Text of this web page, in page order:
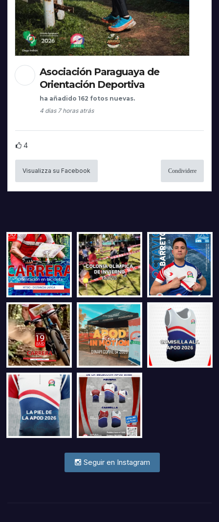
Asociación Paraguaya de
Orientación Deportiva
ha añadido 162 fotos nuevas.
4 dias 7 horas atrás
4
Visualizza su Facebook Condividere
Seguir en Instagram